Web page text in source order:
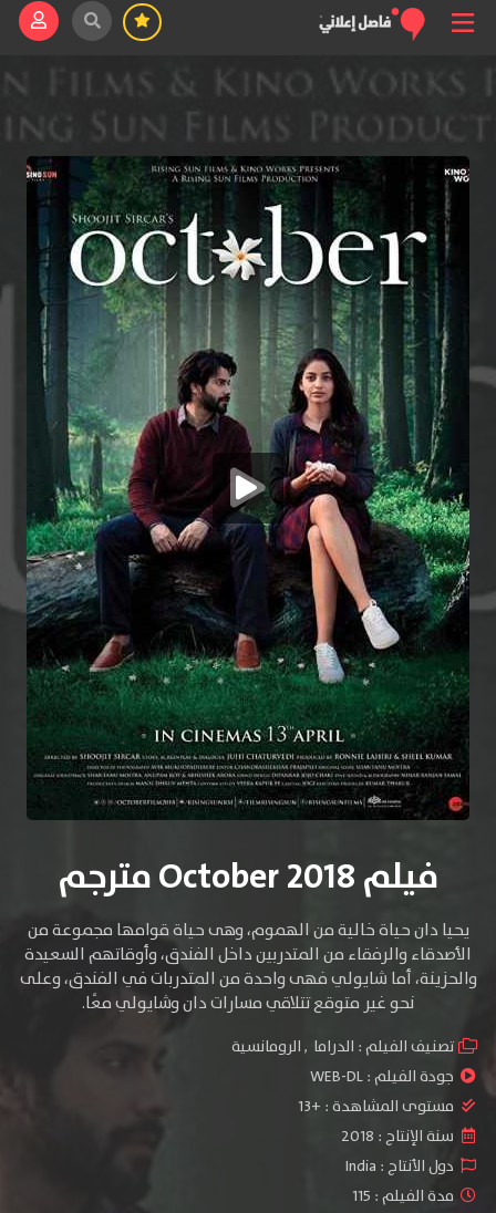
فيلم October 2018 مترجم
يحيا دان حياة خالية من الهموم، وهى حياة قوامها مجموعة من
اﻷصدقاء والرفقاء من المتدربين داخل الفندق، وأوقاتهم السعيدة
والحزينة، أما شايولي فهى واحدة من المتدربات في الفندق، وعلى
نحو غير متوقع تتلاقي مسارات دان وشايولي معًا.
تصنيف الفيلم : الدراما ,الرومانسية
جودة الفيلم :WEB-DL
مستوى المشاهدة : +13
سنة الإنتاج : 2018
دول الأنتاج : India
مدة الفيلم : 115